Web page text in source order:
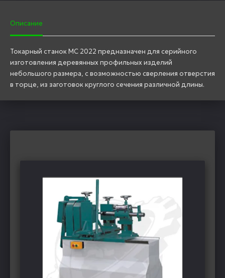
Описание
Токарный станок MC 2022 предназначен для серийного
изготовления деревянных профильных изделий
небольшого размера, с возможностью сверления отверстия
в торце, из заготовок круглого сечения различной длины.